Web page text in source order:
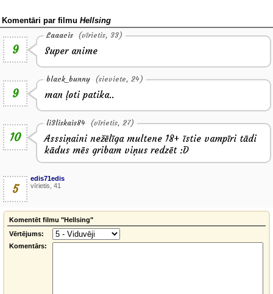
Komentāri par filmu Hellsing
9
Laaacis (vīrietis, 33)
Super anime
9
black_bunny (sieviete, 24)
man ļoti patika..
10
li3liskais84 (vīrietis, 27)
Asssiņaini nežēlīga multene 18+ īstie vampīri tādi
kādus mēs gribam viņus redzēt :D
5
edis71edis
vīrietis, 41
Komentēt filmu "Hellsing"
Vērtējums:
Komentārs: